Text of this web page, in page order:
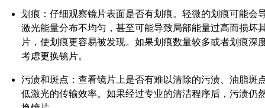
划痕 ：仔细观察镜片表面是否有划痕。轻微的划痕可能
激光能量分布不均匀，甚至可能导致局部能量过高而损坏
片，使划痕更容易被发现。如果划痕数量较多或者划痕深
考虑更换镜片。
污渍和斑点 ：查看镜片上是否有难以清除的污渍、油脂
低激光的传输效率。如果经过专业的清洁程序后，污渍仍